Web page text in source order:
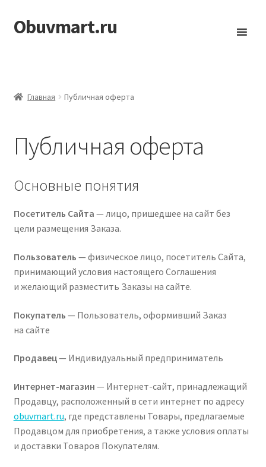
Перейти
к
Перейти
к
Obuvmart.ru
Главная Публичная оферта
Публичная оферта
Основные понятия
Посетитель Сайта — лицо, пришедшее на сайт без
цели размещения Заказа.
Пользователь — физическое лицо, посетитель Сайта,
принимающий условия настоящего Соглашения
и желающий разместить Заказы на сайте.
Покупатель — Пользователь, оформивший Заказ
на сайте
Продавец— Индивидуальный предприниматель
Интернет-магазин — Интернет-сайт, принадлежащий
Продавцу, расположенный в сети интернет по адресу
obuvmart.ru, где представлены Товары, предлагаемые
Продавцом для приобретения, а также условия оплаты
и доставки Товаров Покупателям.